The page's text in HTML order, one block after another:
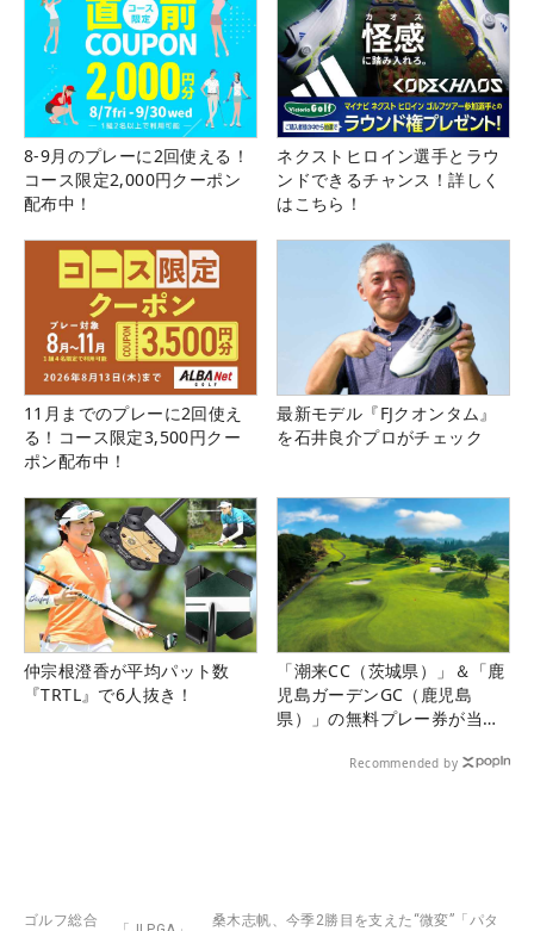
8-9月のプレーに2回使える！
コース限定2,000円クーポン
配布中！
ネクストヒロイン選手とラウ
ンドできるチャンス！詳しく
はこちら！
11月までのプレーに2回使え
る！コース限定3,500円クー
ポン配布中！
最新モデル『FJクオンタム』
を石井良介プロがチェック
仲宗根澄香が平均パット数
『TRTL』で6人抜き！
「潮来CC（茨城県）」＆「鹿
児島ガーデンGC（鹿児島
県）」の無料プレー券が当た
Recommended by
ゴルフ総合
桑木志帆、今季2勝目を支えた“微変”「パタ